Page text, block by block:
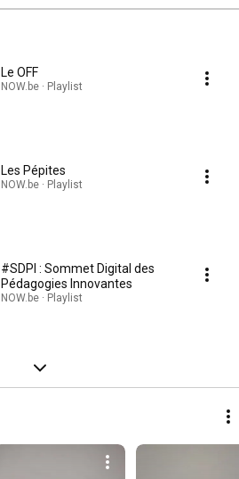
Le OFF
NOW.be · Playlist
Les Pépites
NOW.be · Playlist
#SDPI : Sommet Digital des
Pédagogies Innovantes
NOW.be · Playlist